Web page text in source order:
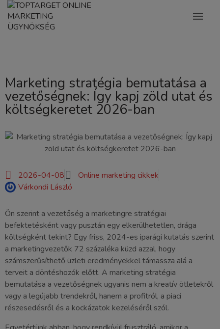
Marketing stratégia bemutatása a
vezetőségnek: Így kapj zöld utat és
költségkeretet 2026-ban
2026-04-08
Online marketing cikkek
Várkondi László
Ön szerint a vezetőség a marketingre stratégiai
befektetésként vagy pusztán egy elkerülhetetlen, drága
költségként tekint? Egy friss, 2024-es iparági kutatás szerint
a marketingvezetők 72 százaléka küzd azzal, hogy
számszerűsíthető üzleti eredményekkel támassza alá a
terveit a döntéshozók előtt. A marketing stratégia
bemutatása a vezetőségnek ugyanis nem a kreatív ötletekről
vagy a legújabb trendekről, hanem a profitról, a piaci
részesedésről és a kockázatok kezeléséről szól.